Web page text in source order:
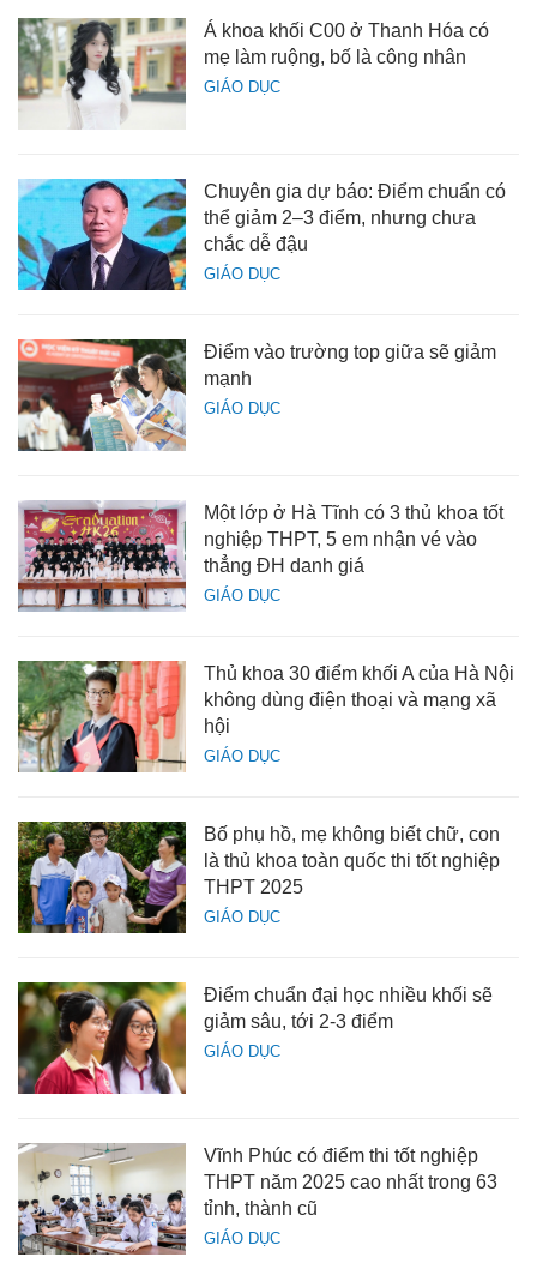
GIÁO DỤC
Á khoa khối C00 ở Thanh Hóa có
mẹ làm ruộng, bố là công nhân
GIÁO DỤC
Chuyên gia dự báo: Điểm chuẩn có
thể giảm 2–3 điểm, nhưng chưa
chắc dễ đậu
GIÁO DỤC
Điểm vào trường top giữa sẽ giảm
mạnh
GIÁO DỤC
Một lớp ở Hà Tĩnh có 3 thủ khoa tốt
nghiệp THPT, 5 em nhận vé vào
thẳng ĐH danh giá
GIÁO DỤC
Thủ khoa 30 điểm khối A của Hà Nội
không dùng điện thoại và mạng xã
hội
GIÁO DỤC
Bố phụ hồ, mẹ không biết chữ, con
là thủ khoa toàn quốc thi tốt nghiệp
THPT 2025
GIÁO DỤC
Điểm chuẩn đại học nhiều khối sẽ
giảm sâu, tới 2-3 điểm
GIÁO DỤC
Vĩnh Phúc có điểm thi tốt nghiệp
THPT năm 2025 cao nhất trong 63
tỉnh, thành cũ